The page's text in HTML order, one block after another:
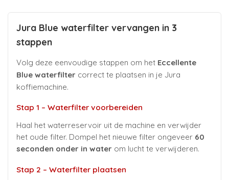
Jura Blue waterfilter vervangen in 3
stappen
Volg deze eenvoudige stappen om het Eccellente
Blue waterfilter correct te plaatsen in je Jura
koffiemachine.
Stap 1 – Waterfilter voorbereiden
Haal het waterreservoir uit de machine en verwijder
het oude filter. Dompel het nieuwe filter ongeveer 60
seconden onder in water om lucht te verwijderen.
Stap 2 – Waterfilter plaatsen